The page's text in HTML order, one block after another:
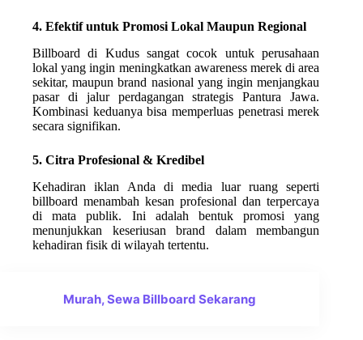
4. Efektif untuk Promosi Lokal Maupun Regional
Billboard di Kudus sangat cocok untuk perusahaan
lokal yang ingin meningkatkan awareness merek di area
sekitar, maupun brand nasional yang ingin menjangkau
pasar di jalur perdagangan strategis Pantura Jawa.
Kombinasi keduanya bisa memperluas penetrasi merek
secara signifikan.
5. Citra Profesional & Kredibel
Kehadiran iklan Anda di media luar ruang seperti
billboard menambah kesan profesional dan terpercaya
di mata publik. Ini adalah bentuk promosi yang
menunjukkan keseriusan brand dalam membangun
kehadiran fisik di wilayah tertentu.
Murah, Sewa Billboard Sekarang